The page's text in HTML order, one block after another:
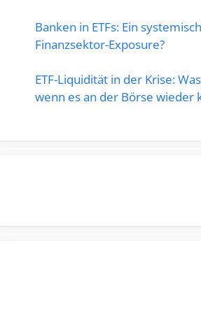
Banken in ETFs: Ein
Finanzsektor-Exposure?
ETF-Liquidität in der Krise:
wenn es an der Börse wieder